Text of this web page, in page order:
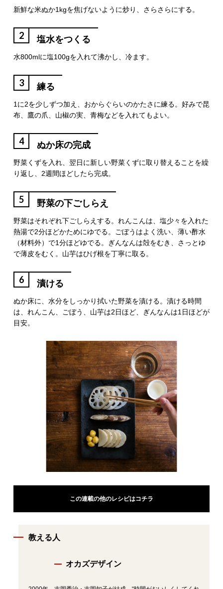
新鮮な米ぬか1kgを焦げないように炒り、さらさらにする。
2 塩水をつくる
水800mlに塩100gを入れて沸かし、冷ます。
3 練る
1に2を少しずつ加え、おからぐらいのかたさに練る。好みで昆
布、鷹の爪、山椒の実、青梅などを入れてもよい。
4 ぬか床の完成
野菜くずを入れ、翌日に新しい野菜くずに取り替えることを繰
り返し、2週間ほどしたら完成。
5 野菜の下ごしらえ
野菜はそれぞれ下ごしらえする。れんこんは、塩少々を入れた
熱湯で2分ほどかためにゆでる。ごぼうはよく洗い、薄い酢水
（材料外）で1分ほどゆでる。ぎんなんは殻をむき、さっとゆ
で薄皮をむく。山芋はひげ根を丁寧に取る。
6 漬ける
ぬか床に、水分をしっかり拭いた野菜を漬ける。漬ける時間
は、れんこん、ごぼう、山芋は2日ほど、ぎんなんは1日ほどが
目安。
この連載の他のレシピはコチラ
教える人
オカズデザイン